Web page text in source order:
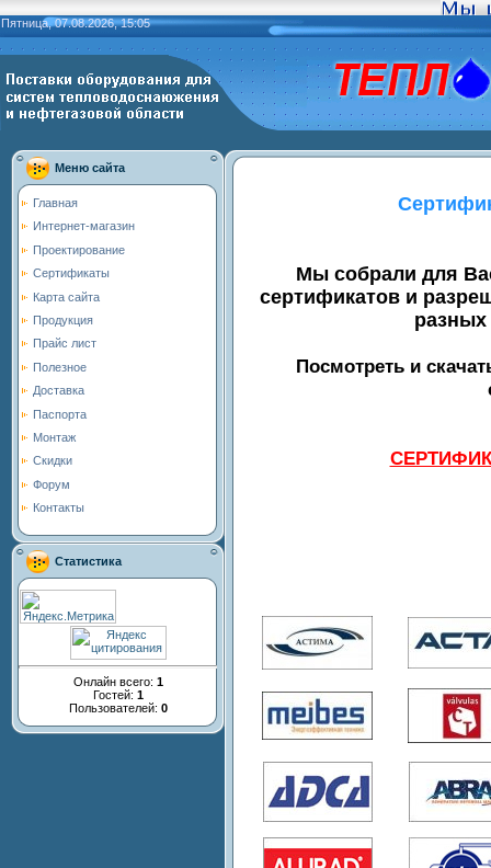
Пятница, 07.08.2026, 15:05
Меню сайта
Главная
Интернет-магазин
Проектирование
Сертификаты
Карта сайта
Продукция
Прайс лист
Полезное
Доставка
Паспорта
Монтаж
Скидки
Форум
Контакты
Статистика
Онлайн всего: 1
Гостей: 1
Пользователей: 0
Мы собрали для
сертификатов и
разных
Посмотреть и